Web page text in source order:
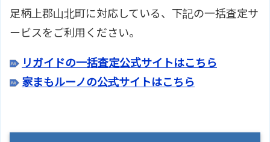
足柄上郡山北町に対応している、下記の一括査定サ
ービスをご利用ください。
リガイドの一括査定公式サイトはこちら
家まもルーノの公式サイトはこちら